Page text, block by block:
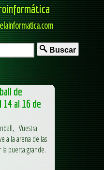
Buscar
de
14 al 16 de
Vuestra
a la arena de las
puerta grande.